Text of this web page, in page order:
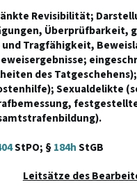
Revisibilität;
Überprüfbarkeit,
Tragfähigkeit,
des
Sexualdelikte
StPO; §184hStGB
Leitsätze des